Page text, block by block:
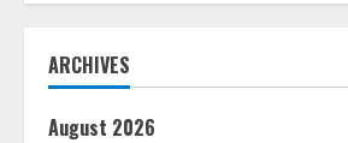
ARCHIVES
August 2026